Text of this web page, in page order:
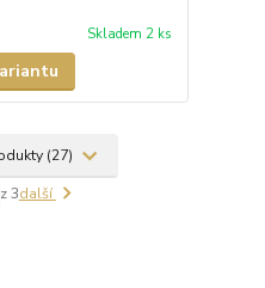
Skladem 2 ks
(27)
z 3další